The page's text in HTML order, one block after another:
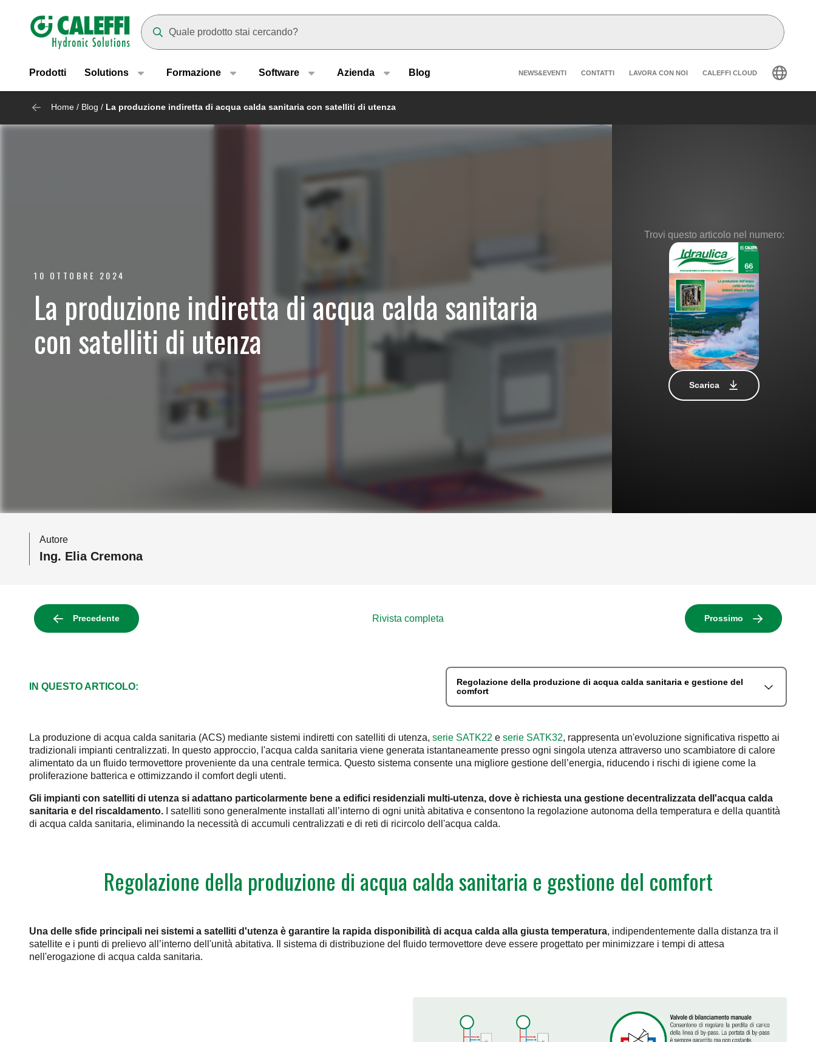
Header main navigation
Prodotti Solutions Formazione Software Azienda Blog Header secondary navigation
NEWS&EVENTI CONTATTI LAVORA CON NOI CALEFFI CLOUD
Home / Blog / La produzione indiretta di acqua calda sanitaria con satelliti di utenza
10 OTTOBRE 2024
La produzione indiretta di acqua calda sanitaria
con satelliti di utenza
Trovi questo articolo nel numero:
Scarica
Autore
Ing. Elia Cremona
Precedente Rivista completa Prossimo
IN QUESTO ARTICOLO:
Regolazione della produzione di acqua calda sanitaria e gestione del
comfort
La produzione di acqua calda sanitaria (ACS) mediante sistemi indiretti con satelliti di utenza, serie SATK22 e serie SATK32, rappresenta un'evoluzione significativa rispetto ai
tradizionali impianti centralizzati. In questo approccio, l'acqua calda sanitaria viene generata istantaneamente presso ogni singola utenza attraverso uno scambiatore di calore
alimentato da un fluido termovettore proveniente da una centrale termica. Questo sistema consente una migliore gestione dell’energia, riducendo i rischi di igiene come la
proliferazione batterica e ottimizzando il comfort degli utenti.
Gli impianti con satelliti di utenza si adattano particolarmente bene a edifici residenziali multi-utenza, dove è richiesta una gestione decentralizzata dell'acqua calda
sanitaria e del riscaldamento. I satelliti sono generalmente installati all’interno di ogni unità abitativa e consentono la regolazione autonoma della temperatura e della quantità
di acqua calda sanitaria, eliminando la necessità di accumuli centralizzati e di reti di ricircolo dell'acqua calda.
Regolazione della produzione di acqua calda sanitaria e gestione del comfort
Una delle sfide principali nei sistemi a satelliti d'utenza è garantire la rapida disponibilità di acqua calda alla giusta temperatura, indipendentemente dalla distanza tra il
satellite e i punti di prelievo all’interno dell'unità abitativa. Il sistema di distribuzione del fluido termovettore deve essere progettato per minimizzare i tempi di attesa
nell'erogazione di acqua calda sanitaria.